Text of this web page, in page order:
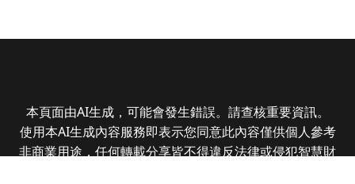
本頁面由AI生成，可能會發生錯誤。請查核重要資訊。
使用本AI生成內容服務即表示您同意此內容僅供個人參考
非商業用途，任何轉載分享皆不得違反法律或侵犯智慧財